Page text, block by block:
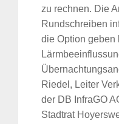
zu rechnen. Die
Rundschreiben
die Option geben
Riedel, Leiter
der DB InfraGO
Stadtrat